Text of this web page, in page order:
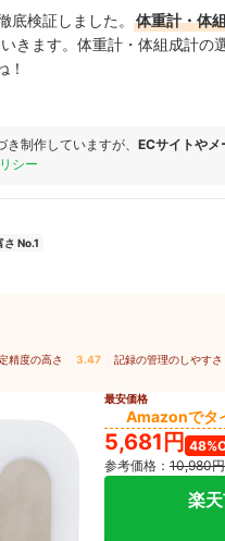
検証しました。
体重計・体
いきます。体重計・体組成計の
！
制作していますが、 ECサイトや
シー
No.1
精度の高さ 3.47 記録の管理のしやすさ
最安価格
Amazonでタ
5,681円
参考価格： 10,980円
楽